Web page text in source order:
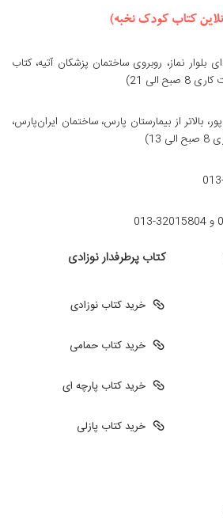
بلوار نماز، روبروی ساختمان پزشکان آتیه، کتاب
الی 21)
بالاتر از بیمارستان پارس، ساختمان ایران‌پارس،
کتاب پرطرفدار نوزادی
خرید کتاب نوزادی
خرید کتاب حمامی
خرید کتاب پارچه ای
خرید کتاب پازلی